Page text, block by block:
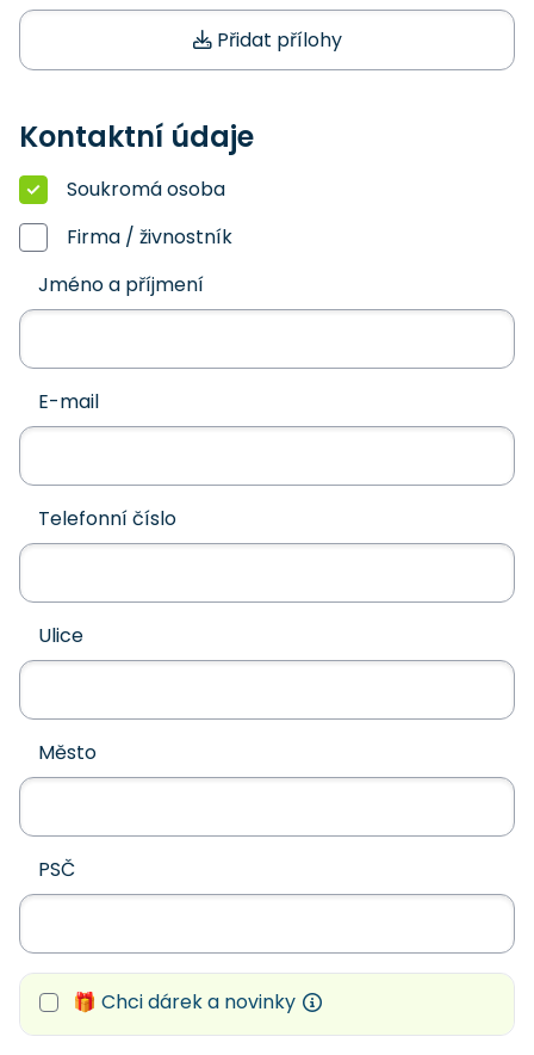
Přidat přílohy
Kontaktní údaje
Soukromá osoba
Firma / živnostník
Jméno a příjmení
E-mail
Telefonní číslo
Ulice
Město
PSČ
🎁 Chci dárek a novinky